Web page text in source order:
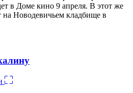
в Доме кино 9 апреля. В этот же
на Новодевичьем кладбище в